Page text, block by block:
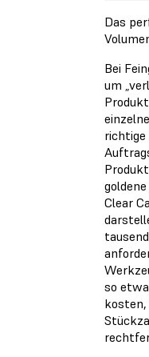
Das
Bei
um
richtige
Clear
so
kosten,